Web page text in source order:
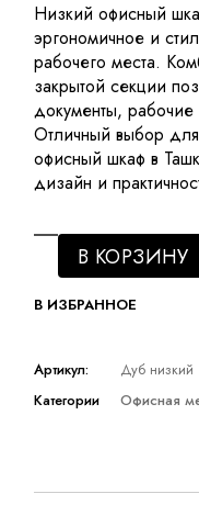
Низкий офисный
эргономичное и
рабочего места.
закрытой секции
документы,
Отличный выбор для
офисный шкаф в
дизайн и
В КОРЗИНУ
В ИЗБРАННОЕ
Артикул:
Дуб низкий
Категории
Офисная